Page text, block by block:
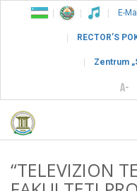
E-
RECTOR’S
Zentrum
“TELEVIZION